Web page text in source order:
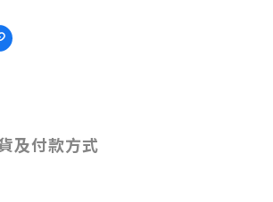
及付款方式